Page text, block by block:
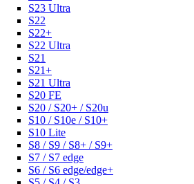
S23 Ultra
S22
S22+
S22 Ultra
S21
S21+
S21 Ultra
S20 FE
S20 / S20+ / S20u
S10 / S10e / S10+
S10 Lite
S8 / S9 / S8+ / S9+
S7 / S7 edge
S6 / S6 edge/edge+